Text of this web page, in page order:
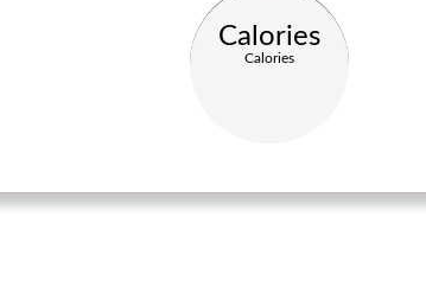
Calories
Calories